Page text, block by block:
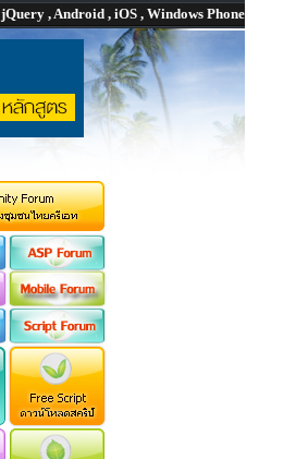
jQuery , Android , iOS , Windows Phone